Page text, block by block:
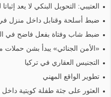
العتيبي: التحويل البنكي لا يعد
ضبط أسلحة وقنابل داخل منزل
ضبط شاب وفتاة بفعل فاضح في
«الأمن الجنائي» يبدأ بشن حملات
التجنيس العقاري في تركيا
تطوير الواقع المهني
العثور على جثة طفلة كويتية داخل